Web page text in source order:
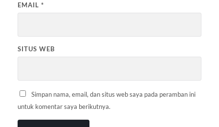
EMAIL *
SITUS WEB
Simpan nama, email, dan situs web saya pada peramban ini
untuk komentar saya berikutnya.